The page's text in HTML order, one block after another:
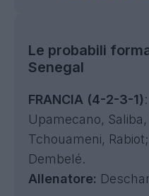
Le probabili
Senegal
FRANCIA (4-2-3-1)
Upamecano,
Tchouameni,
Dembelé.
Allenatore: